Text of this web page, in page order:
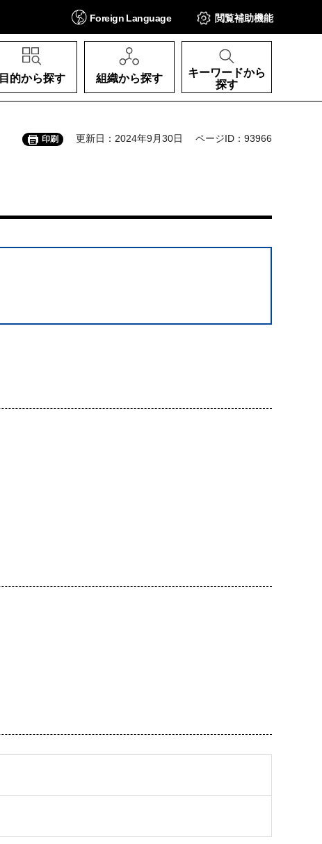
Foreign Language 閲覧補助機能
目的から探す 組織から探す
キーワードから
探す
印刷 更新日：2024年9月30日 ページID：93966